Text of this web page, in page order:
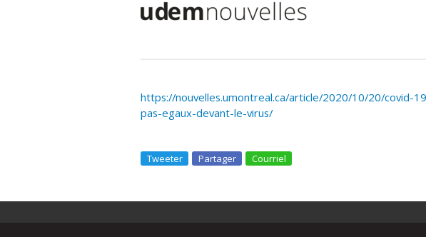
https://nouvelles.umontreal.ca/article/2020/10/20/covid-
pas-egaux-devant-le-virus/
Tweeter Partager Courriel